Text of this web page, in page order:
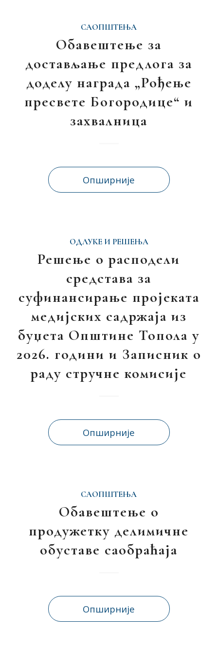
САОПШТЕЊА
Обавештење за
достављање предлога за
доделу награда „Рођење
пресвете Богородице“ и
захвалница
Опширније
ОДЛУКЕ И РЕШЕЊА
Решење о расподели
средстава за
суфинансирање пројеката
медијских садржаја из
буџета Општине Топола у
2026. години и Записник о
раду стручне комисије
Опширније
САОПШТЕЊА
Обавештење о
продужетку делимичне
обуставе саобраћаја
Опширније